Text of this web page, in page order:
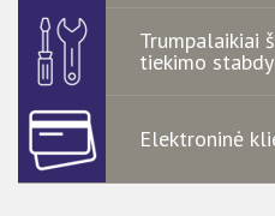
Trumpalaikiai
tiekimo
Elektroninė